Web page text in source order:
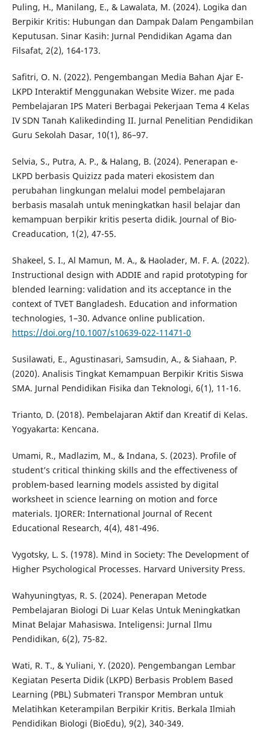
Puling, H., Manilang, E., & Lawalata, M. (2024). Logika dan
Berpikir Kritis: Hubungan dan Dampak Dalam Pengambilan
Keputusan. Sinar Kasih: Jurnal Pendidikan Agama dan
Filsafat, 2(2), 164-173.
Safitri, O. N. (2022). Pengembangan Media Bahan Ajar E-
LKPD Interaktif Menggunakan Website Wizer. me pada
Pembelajaran IPS Materi Berbagai Pekerjaan Tema 4 Kelas
IV SDN Tanah Kalikedinding II. Jurnal Penelitian Pendidikan
Guru Sekolah Dasar, 10(1), 86–97.
Selvia, S., Putra, A. P., & Halang, B. (2024). Penerapan e-
LKPD berbasis Quizizz pada materi ekosistem dan
perubahan lingkungan melalui model pembelajaran
berbasis masalah untuk meningkatkan hasil belajar dan
kemampuan berpikir kritis peserta didik. Journal of Bio-
Creaducation, 1(2), 47-55.
Shakeel, S. I., Al Mamun, M. A., & Haolader, M. F. A. (2022).
Instructional design with ADDIE and rapid prototyping for
blended learning: validation and its acceptance in the
context of TVET Bangladesh. Education and information
technologies, 1–30. Advance online publication.
https://doi.org/10.1007/s10639-022-11471-0
Susilawati, E., Agustinasari, Samsudin, A., & Siahaan, P.
(2020). Analisis Tingkat Kemampuan Berpikir Kritis Siswa
SMA. Jurnal Pendidikan Fisika dan Teknologi, 6(1), 11-16.
Trianto, D. (2018). Pembelajaran Aktif dan Kreatif di Kelas.
Yogyakarta: Kencana.
Umami, R., Madlazim, M., & Indana, S. (2023). Profile of
student’s critical thinking skills and the effectiveness of
problem-based learning models assisted by digital
worksheet in science learning on motion and force
materials. IJORER: International Journal of Recent
Educational Research, 4(4), 481-496.
Vygotsky, L. S. (1978). Mind in Society: The Development of
Higher Psychological Processes. Harvard University Press.
Wahyuningtyas, R. S. (2024). Penerapan Metode
Pembelajaran Biologi Di Luar Kelas Untuk Meningkatkan
Minat Belajar Mahasiswa. Inteligensi: Jurnal Ilmu
Pendidikan, 6(2), 75-82.
Wati, R. T., & Yuliani, Y. (2020). Pengembangan Lembar
Kegiatan Peserta Didik (LKPD) Berbasis Problem Based
Learning (PBL) Submateri Transpor Membran untuk
Melatihkan Keterampilan Berpikir Kritis. Berkala Ilmiah
Pendidikan Biologi (BioEdu), 9(2), 340-349.